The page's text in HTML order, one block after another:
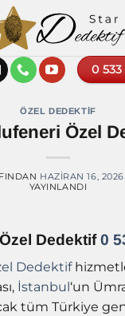
0 533
ÖZEL DEDEKTIF
Özel
HAZIRAN 16, 2026
YAYINLANDI
Dedektif0
Dedektif
İstanbul ‘un
tüm Türkiye